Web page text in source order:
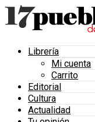
Librería
Mi cuenta
Carrito
Editorial
Cultura
Actualidad